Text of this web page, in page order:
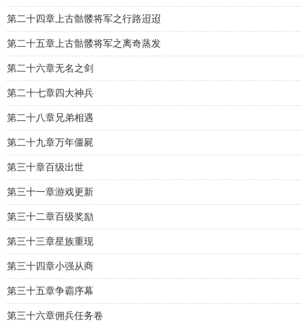
第二十四章上古骷髅将军之行路迢迢
第二十五章上古骷髅将军之离奇蒸发
第二十六章无名之剑
第二十七章四大神兵
第二十八章兄弟相遇
第二十九章万年僵屍
第三十章百级出世
第三十一章游戏更新
第三十二章百级奖励
第三十三章星族重现
第三十四章小强从商
第三十五章争霸序幕
第三十六章佣兵任务卷